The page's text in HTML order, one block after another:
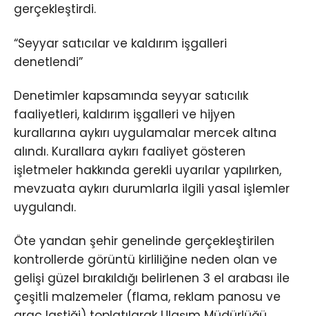
gerçekleştirdi.
“Seyyar satıcılar ve kaldırım işgalleri
denetlendi”
Denetimler kapsamında seyyar satıcılık
faaliyetleri, kaldırım işgalleri ve hijyen
kurallarına aykırı uygulamalar mercek altına
alındı. Kurallara aykırı faaliyet gösteren
işletmeler hakkında gerekli uyarılar yapılırken,
mevzuata aykırı durumlarla ilgili yasal işlemler
uygulandı.
Öte yandan şehir genelinde gerçekleştirilen
kontrollerde görüntü kirliliğine neden olan ve
gelişi güzel bırakıldığı belirlenen 3 el arabası ile
çeşitli malzemeler (flama, reklam panosu ve